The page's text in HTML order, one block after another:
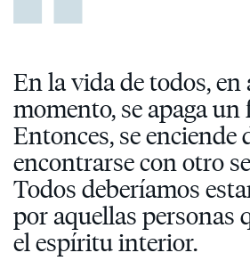
En la vida de todos, en
momento, se apaga
Entonces, se enciende
encontrarse con otro
Todos deberíamos
por aquellas personas
el espíritu interior.